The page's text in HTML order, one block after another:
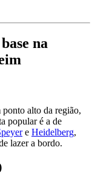
na
ponto alto da região,
popular é a de
e Heidelberg,
lazer a bordo.